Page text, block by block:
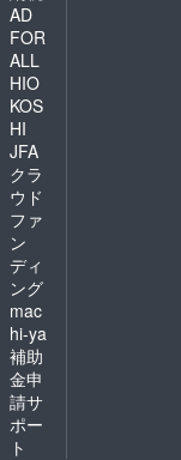
AD
FOR
ALL
HIO
KOS
HI
JFA
クラ
ウド
ファ
ン
ディ
ング
mac
hi-ya
補助
金申
請サ
ポー
ト